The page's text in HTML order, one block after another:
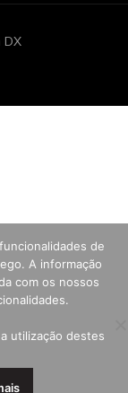
DX
de
A informação
com os nossos
utilização destes